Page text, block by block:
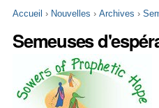
Accueil › Nouvelles ›Archives ›
Semeuses